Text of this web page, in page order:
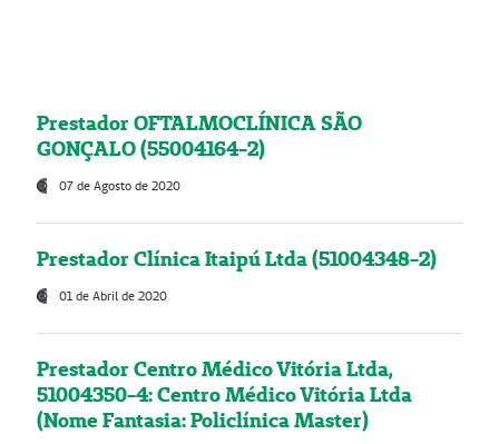
Prestador OFTALMOCLÍNICA SÃO
GONÇALO (55004164-2)
07 de Agosto de 2020
Prestador Clínica Itaipú Ltda (51004348-2)
01 de Abril de 2020
Prestador Centro Médico Vitória Ltda,
51004350-4: Centro Médico Vitória Ltda
(Nome Fantasia: Policlínica Master)